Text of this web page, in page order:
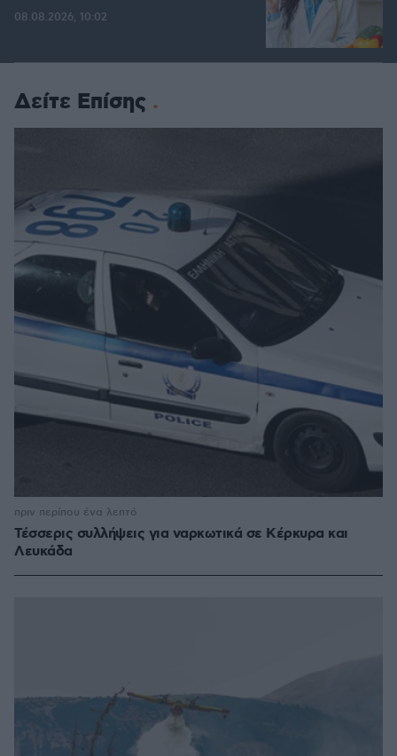
08.08.2026, 10:02
Δείτε Επίσης
Τέσσερις συλλήψεις για ναρκωτικά σε Κέρκυρα και
Λευκάδα
πριν περίπου ένα λεπτό